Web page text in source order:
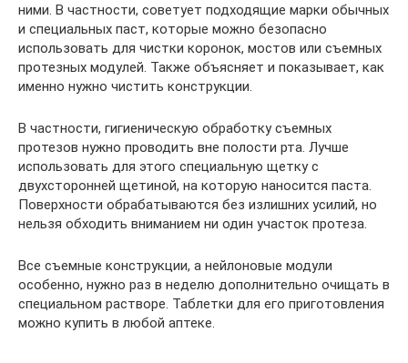
ними. В частности, советует подходящие марки обычных
и специальных паст, которые можно безопасно
использовать для чистки коронок, мостов или съемных
протезных модулей. Также объясняет и показывает, как
именно нужно чистить конструкции.
В частности, гигиеническую обработку съемных
протезов нужно проводить вне полости рта. Лучше
использовать для этого специальную щетку с
двухсторонней щетиной, на которую наносится паста.
Поверхности обрабатываются без излишних усилий, но
нельзя обходить вниманием ни один участок протеза.
Все съемные конструкции, а нейлоновые модули
особенно, нужно раз в неделю дополнительно очищать в
специальном растворе. Таблетки для его приготовления
можно купить в любой аптеке.